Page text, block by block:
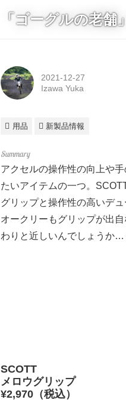
「ゴーグルの老
2021-12-27
Izawa Yuka
用品 新製品情報
アクセルの操作性の向上や
たいアイテムの一つ。
グリップと操作性の高いデ
オークリーもグリップが出
わりと近しいんでしょうか…
SCOTT
メロウグリップ
¥2,970（税込）